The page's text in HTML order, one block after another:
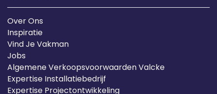
Over Ons
Inspiratie
Vind Je Vakman
Jobs
Algemene Verkoopsvoorwaarden Valcke
Expertise Installatiebedrijf
Expertise Projectontwikkeling